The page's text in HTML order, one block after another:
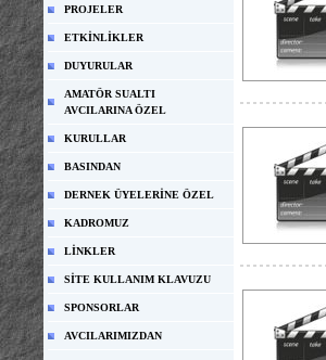
PROJELER
ETKİNLİKLER
DUYURULAR
AMATÖR SUALTI
AVCILARINA ÖZEL
KURULLAR
BASINDAN
DERNEK ÜYELERİNE ÖZEL
KADROMUZ
LİNKLER
SİTE KULLANIM KLAVUZU
SPONSORLAR
AVCILARIMIZDAN